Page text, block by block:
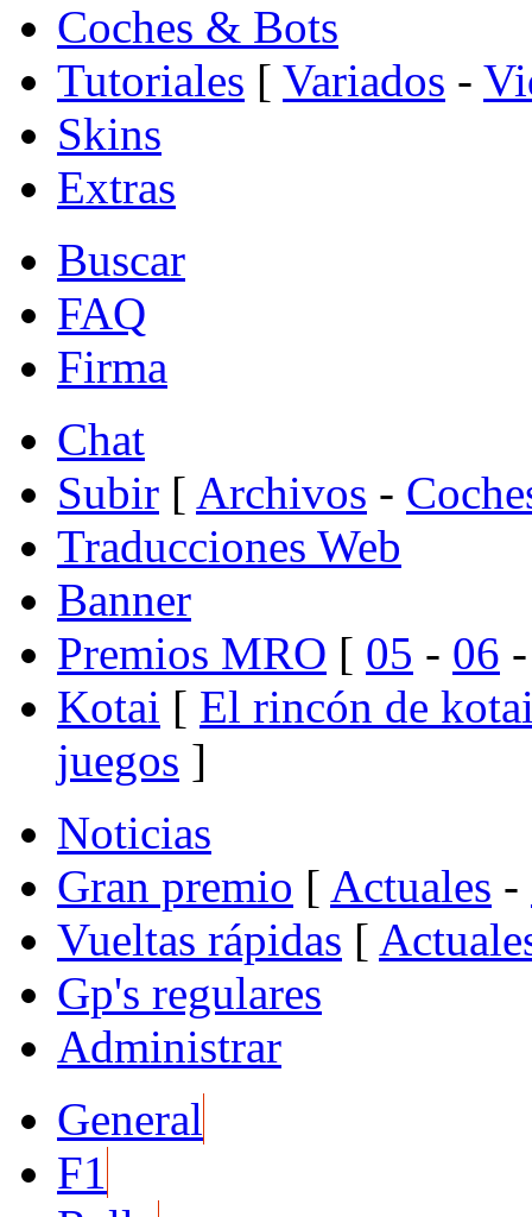
Coches & Bots
Tutoriales [ Variados -
Skins
Extras
Buscar
FAQ
Firma
Chat
Subir [ Archivos -
Traducciones Web
Banner
Premios MRO [ 05 - 06
Kotai [ El rincón de
juegos ]
Noticias
Gran premio [ Actuales -
Vueltas rápidas [
Gp's regulares
Administrar
General
F1